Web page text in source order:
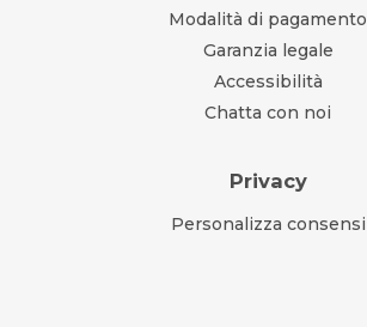
Modalità di pagamento
Garanzia legale
Accessibilità
Chatta con noi
Privacy
Personalizza consensi